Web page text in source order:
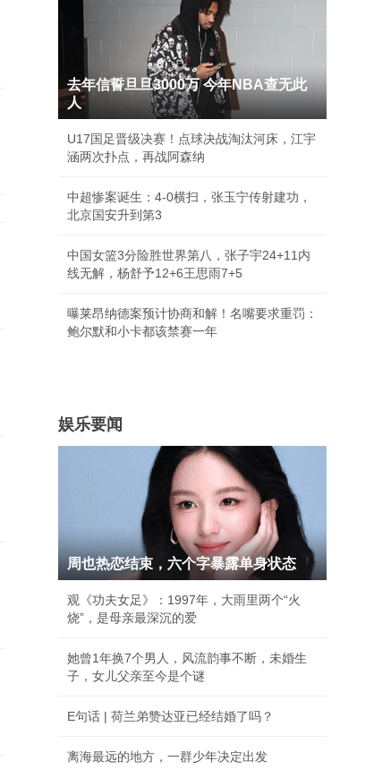
去年信誓旦旦3000万 今年NBA查无此
人
U17国足晋级决赛！点球决战淘汰河床，江宇
涵两次扑点，再战阿森纳
中超惨案诞生：4-0横扫，张玉宁传射建功，
北京国安升到第3
中国女篮3分险胜世界第八，张子宇24+11内
线无解，杨舒予12+6王思雨7+5
曝莱昂纳德案预计协商和解！名嘴要求重罚：
鲍尔默和小卡都该禁赛一年
娱乐要闻
周也热恋结束，六个字暴露单身状态
观《功夫女足》：1997年，大雨里两个“火
烧”，是母亲最深沉的爱
她曾1年换7个男人，风流韵事不断，未婚生
子，女儿父亲至今是个谜
E句话 | 荷兰弟赞达亚已经结婚了吗？
离海最远的地方，一群少年决定出发